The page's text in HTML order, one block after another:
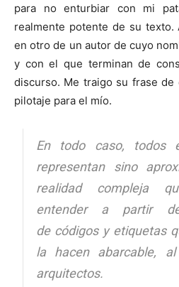
para no enturbiar con mi
realmente potente de su
en otro de un autor de cuyo
y con el que terminan de
discurso. Me traigo su frase de
pilotaje para el mío.
En todo caso, todos
representan sino
realidad compleja
entender a partir
de códigos y etiquetas
la hacen abarcable, al
arquitectos.